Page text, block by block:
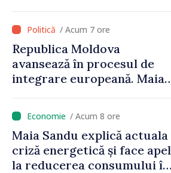
oameni cu funcții înalte nu
cunosc politica statului”
/ Acum 7 ore
Republica Moldova
avansează în procesul de
integrare europeană. Maia
niciun stat”
/ Acum 8 ore
Maia Sandu explică actuala
criză energetică și face apel
la reducerea consumului în